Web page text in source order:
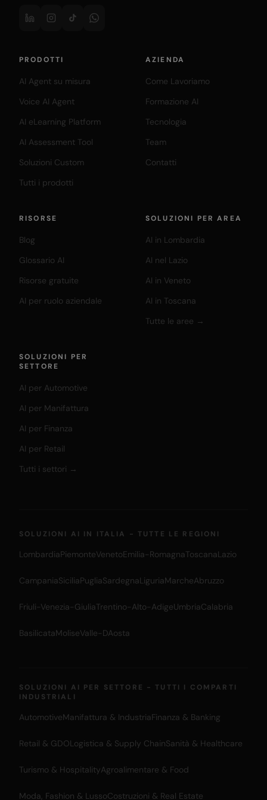
PRODOTTI
AI Agent su misura
Voice AI Agent
AI eLearning Platform
AI Assessment Tool
Soluzioni Custom
Tutti i prodotti
AZIENDA
Come Lavoriamo
Formazione AI
Tecnologia
Team
Contatti
RISORSE
Blog
Glossario AI
Risorse gratuite
AI per ruolo aziendale
SOLUZIONI PER AREA
AI in Lombardia
AI nel Lazio
AI in Veneto
AI in Toscana
Tutte le aree →
SOLUZIONI PER
SETTORE
AI per Automotive
AI per Manifattura
AI per Finanza
AI per Retail
Tutti i settori →
SOLUZIONI AI IN ITALIA - TUTTE LE REGIONI
LombardiaPiemonteVenetoEmilia-RomagnaToscanaLazio
CampaniaSiciliaPugliaSardegnaLiguriaMarcheAbruzzo
Friuli-Venezia-GiuliaTrentino-Alto-AdigeUmbriaCalabria
BasilicataMoliseValle-DAosta
SOLUZIONI AI PER SETTORE - TUTTI I COMPARTI
INDUSTRIALI
AutomotiveManifattura & IndustriaFinanza & Banking
Retail & GDOLogistica & Supply ChainSanità & Healthcare
Turismo & HospitalityAgroalimentare & Food
Moda, Fashion & LussoCostruzioni & Real Estate